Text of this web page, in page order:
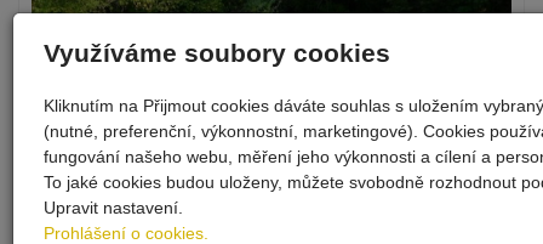
Využíváme soubory cookies
Kliknutím na Přijmout cookies dáváte souhlas s uložením
(nutné, preferenční, výkonnostní, marketingové). Cookies
fungování našeho webu, měření jeho výkonnosti a cílení a
To jaké cookies budou uloženy, můžete svobodně rozhodnout
Upravit nastavení.
Prohlášení o cookies.